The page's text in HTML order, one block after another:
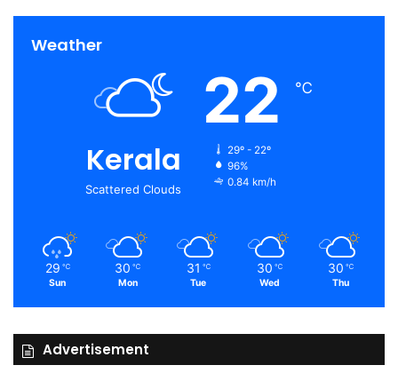
Weather
Kerala
Scattered Clouds
22 ℃
29º - 22º
96%
0.84 km/h
29 ℃
Sun
30 ℃
Mon
31 ℃
Tue
30 ℃
Wed
30 ℃
Thu
Advertisement